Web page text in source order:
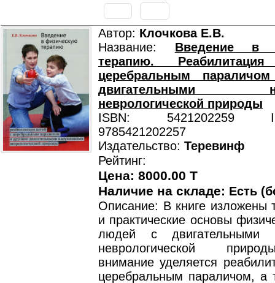
Автор: Клочкова Е.В.
Название: Введение в
терапию.
церебральным
двигательными
неврологической природы
ISBN: 5421202259
9785421202257
Издательство: Теревинф
Рейтинг:
Цена: 8000.00 T
Наличие на складе: Есть
Описание: В книге изложены
и практические основы
людей с двигательными
неврологической
внимание уделяется
церебральным параличом, а